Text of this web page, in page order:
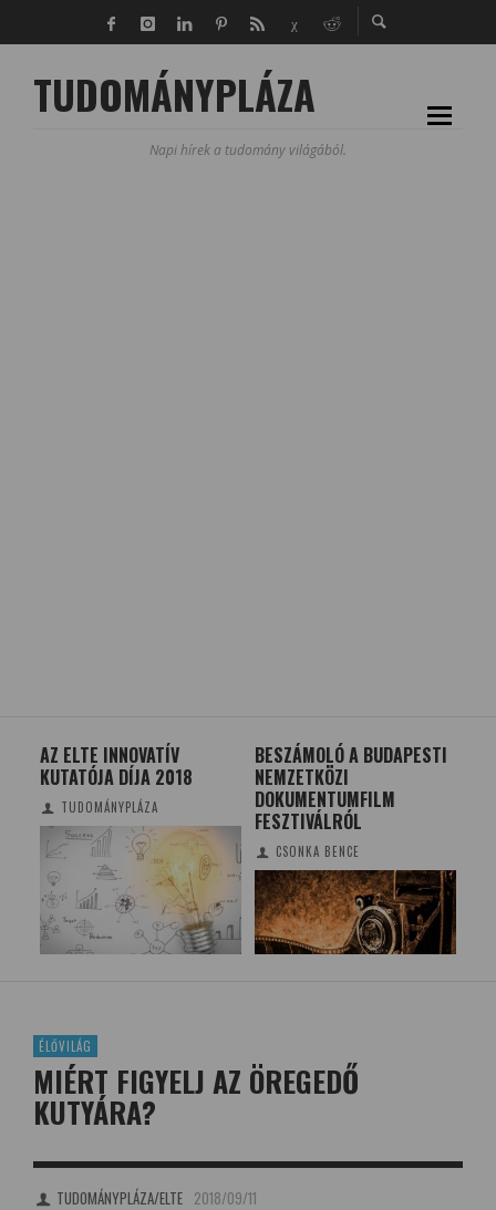
TUDOMÁNYPLÁZA
Napi hírek a tudomány világából.
AZ ELTE INNOVATÍV
KUTATÓJA DÍJA 2018
TUDOMÁNYPLÁZA
BESZÁMOLÓ A BUDAPESTI
NEMZETKÖZI
DOKUMENTUMFILM
FESZTIVÁLRÓL
CSONKA BENCE
ÉLŐVILÁG
MIÉRT FIGYELJ AZ ÖREGEDŐ
KUTYÁRA?
TUDOMÁNYPLÁZA/ELTE 2018/09/11